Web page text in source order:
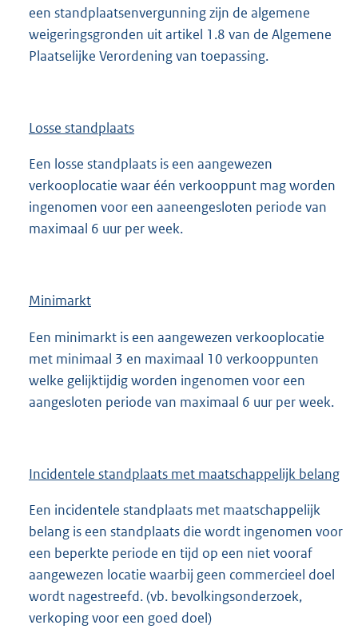
een standplaatsenvergunning zijn de algemene
weigeringsgronden uit artikel 1.8 van de Algemene
Plaatselijke Verordening van toepassing.
Losse standplaats
Een losse standplaats is een aangewezen
verkooplocatie waar één verkooppunt mag worden
ingenomen voor een aaneengesloten periode van
maximaal 6 uur per week.
Minimarkt
Een minimarkt is een aangewezen verkooplocatie
met minimaal 3 en maximaal 10 verkooppunten
welke gelijktijdig worden ingenomen voor een
aangesloten periode van maximaal 6 uur per week.
Incidentele standplaats met maatschappelijk belang
Een incidentele standplaats met maatschappelijk
belang is een standplaats die wordt ingenomen voor
een beperkte periode en tijd op een niet vooraf
aangewezen locatie waarbij geen commercieel doel
wordt nagestreefd. (vb. bevolkingsonderzoek,
verkoping voor een goed doel)